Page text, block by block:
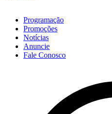
Programação
Promoções
Notícias
Anuncie
Fale Conosco